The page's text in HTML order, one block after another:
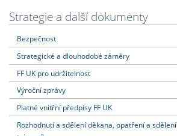
Dozvědět se více
Podat přihlášku
Dozvědět se více
Dozvědět se více
Dozvědět se více
Strategie a další dokumenty
Bezpečnost
Strategické a dlouhodobé záměry
FF UK pro udržitelnost
Výroční zprávy
Platné vnitřní předpisy FF UK
Rozhodnutí a sdělení děkana, opatření a sdělení